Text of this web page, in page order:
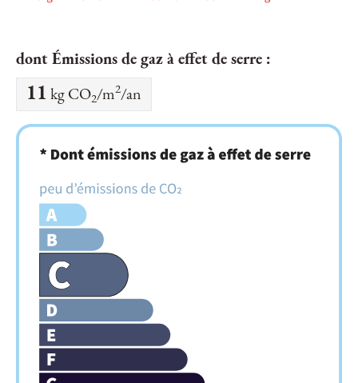
dont Émissions de gaz à effet de serre :
11 kg CO2/m2/an